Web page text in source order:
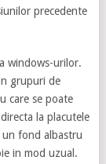
precedente
windows-urilor.
grupuri de
care se poate
la placutele
un fond albastru
in mod uzual.